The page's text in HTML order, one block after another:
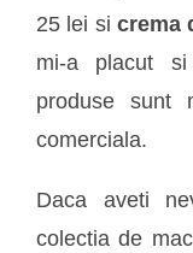
25 lei si crema
mi-a placut
produse sunt
comerciala.
Daca aveti
colectia de